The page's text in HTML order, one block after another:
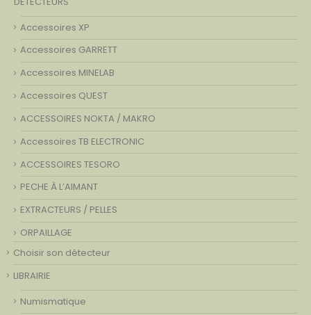
Accessoires XP
Accessoires GARRETT
Accessoires MINELAB
Accessoires QUEST
ACCESSOIRES NOKTA / MAKRO
Accessoires TB ELECTRONIC
ACCESSOIRES TESORO
PECHE À L’AIMANT
EXTRACTEURS / PELLES
ORPAILLAGE
Choisir son détecteur
LIBRAIRIE
Numismatique